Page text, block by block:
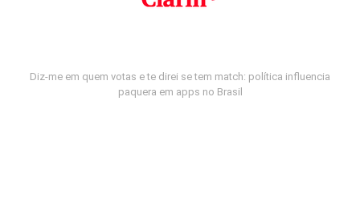
Diz-me em quem votas e te direi se tem match: política influencia
paquera em apps no Brasil